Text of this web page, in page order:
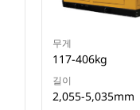
무게
117-406kg
길이
2,055-5,035mm